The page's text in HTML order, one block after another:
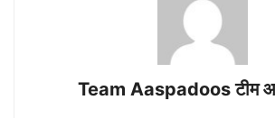
Team Aaspadoos टीम